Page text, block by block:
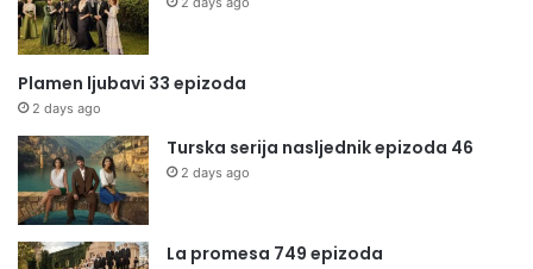
Plamen ljubavi 33 epizoda
2 days ago
Turska serija nasljednik epizoda 46
2 days ago
La promesa 749 epizoda